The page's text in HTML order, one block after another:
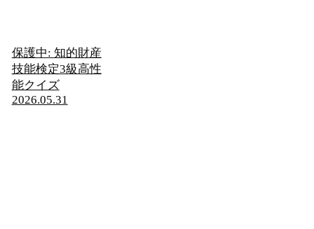
保護中: 知的財産
技能検定3級高性
能クイズ
2026.05.31